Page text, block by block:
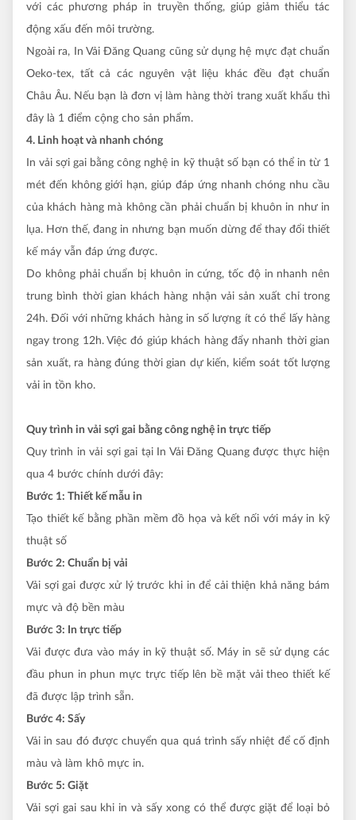
với các phương pháp in truyền thống, giúp giảm thiểu tác
động xấu đến môi trường.
Ngoài ra, In Vải Đăng Quang cũng sử dụng hệ mực đạt chuẩn
Oeko-tex, tất cả các nguyên vật liệu khác đều đạt chuẩn
Châu Âu. Nếu bạn là đơn vị làm hàng thời trang xuất khẩu thì
đây là 1 điểm cộng cho sản phẩm.
4. Linh hoạt và nhanh chóng
In vải sợi gai bằng công nghệ in kỹ thuật số bạn có thể in từ 1
mét đến không giới hạn, giúp đáp ứng nhanh chóng nhu cầu
của khách hàng mà không cần phải chuẩn bị khuôn in như in
lụa. Hơn thế, đang in nhưng bạn muốn dừng để thay đổi thiết
kế máy vẫn đáp ứng được.
Do không phải chuẩn bị khuôn in cứng, tốc độ in nhanh nên
trung bình thời gian khách hàng nhận vải sản xuất chỉ trong
24h. Đối với những khách hàng in số lượng ít có thể lấy hàng
ngay trong 12h. Việc đó giúp khách hàng đẩy nhanh thời gian
sản xuất, ra hàng đúng thời gian dự kiến, kiểm soát tốt lượng
vải in tồn kho.
Quy trình in vải sợi gai bằng công nghệ in trực tiếp
Quy trình in vải sợi gai tại In Vải Đăng Quang được thực hiện
qua 4 bước chính dưới đây:
Bước 1: Thiết kế mẫu in
Tạo thiết kế bằng phần mềm đồ họa và kết nối với máy in kỹ
thuật số
Bước 2: Chuẩn bị vải
Vải sợi gai được xử lý trước khi in để cải thiện khả năng bám
mực và độ bền màu
Bước 3: In trực tiếp
Vải được đưa vào máy in kỹ thuật số. Máy in sẽ sử dụng các
đầu phun in phun mực trực tiếp lên bề mặt vải theo thiết kế
đã được lập trình sẵn.
Bước 4: Sấy
Vải in sau đó được chuyển qua quá trình sấy nhiệt để cố định
màu và làm khô mực in.
Bước 5: Giặt
Vải sợi gai sau khi in và sấy xong có thể được giặt để loại bỏ